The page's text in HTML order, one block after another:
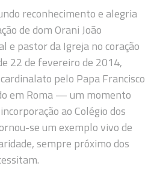
reconhecimento e alegria
de dom Orani João
e pastor da Igreja no coração
22 de fevereiro de 2014,
pelo Papa Francisco
em Roma — um momento
ao Colégio dos
se um exemplo vivo de
sempre próximo dos